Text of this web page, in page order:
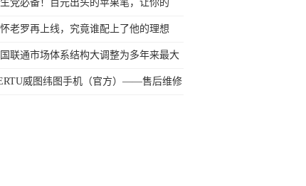
党必备！百元出头的苹果笔，让你的
成为学习神器
老罗再上线，究竟谁配上了他的理想
联通市场体系结构大调整为多年来最大
变化威图纬图手机（官方）——售后维修